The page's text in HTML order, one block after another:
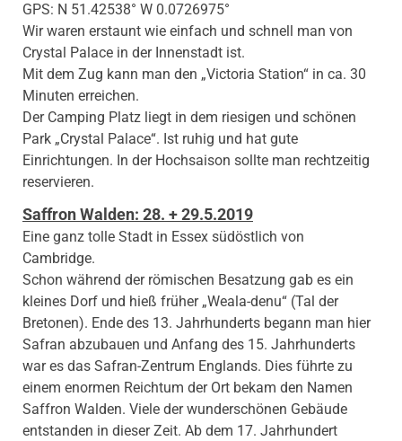
GPS: N 51.42538° W 0.0726975°
Wir waren erstaunt wie einfach und schnell man von
Crystal Palace in der Innenstadt ist.
Mit dem Zug kann man den „Victoria Station“ in ca. 30
Minuten erreichen.
Der Camping Platz liegt in dem riesigen und schönen
Park „Crystal Palace“. Ist ruhig und hat gute
Einrichtungen. In der Hochsaison sollte man rechtzeitig
reservieren.
Saffron Walden: 28. + 29.5.2019
Eine ganz tolle Stadt in Essex südöstlich von
Cambridge.
Schon während der römischen Besatzung gab es ein
kleines Dorf und hieß früher „Weala-denu“ (Tal der
Bretonen). Ende des 13. Jahrhunderts begann man hier
Safran abzubauen und Anfang des 15. Jahrhunderts
war es das Safran-Zentrum Englands. Dies führte zu
einem enormen Reichtum der Ort bekam den Namen
Saffron Walden. Viele der wunderschönen Gebäude
entstanden in dieser Zeit. Ab dem 17. Jahrhundert